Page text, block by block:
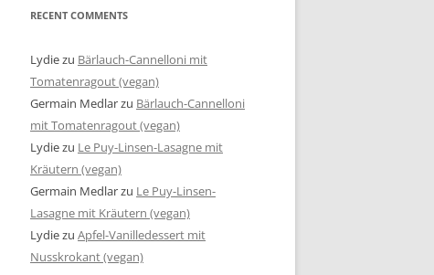
RECENT COMMENTS
Lydiezu Bärlauch-Cannelloni mit
Tomatenragout (vegan)
Germain Medlarzu Bärlauch-Cannelloni
mit Tomatenragout (vegan)
Lydiezu Le Puy-Linsen-Lasagne mit
Kräutern (vegan)
Germain Medlarzu Le Puy-Linsen-
Lasagne mit Kräutern (vegan)
Lydiezu Apfel-Vanilledessert mit
Nusskrokant (vegan)